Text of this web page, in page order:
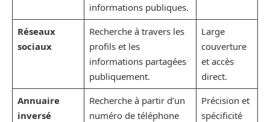
informations publiques.
Réseaux
sociaux
Recherche à travers les
profils et les
informations partagées
publiquement.
Large
couverture
et accès
direct.
Annuaire
inversé
Recherche à partir d’un
numéro de téléphone
Précision et
spécificité